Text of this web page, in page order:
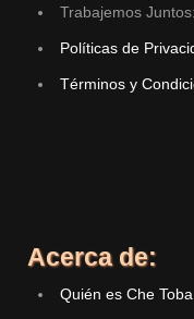
Trabajemos
Políticas de
Términos y
Acerca de:
Quién es Che Toba